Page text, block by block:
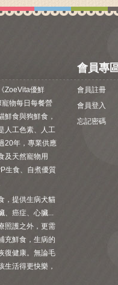
ZoeVita優鮮
物每日每餐營
鮮食與狗鮮食，
人工色素、人工
20年，專業供應
及天然寵物用
生食、自煮優質
，提供生病犬貓
、癌症、心臟...
照護之外，更需
充鮮食，生病的
復健康。無論毛
生活得更快樂，
會員專
會員註冊
會員登入
忘記密碼